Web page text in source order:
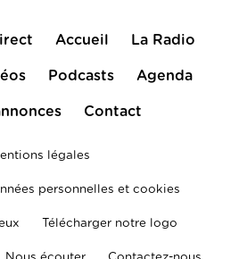
Accueil La Radio
Podcasts Agenda
Contact
légales
personnelles et cookies
Télécharger notre logo